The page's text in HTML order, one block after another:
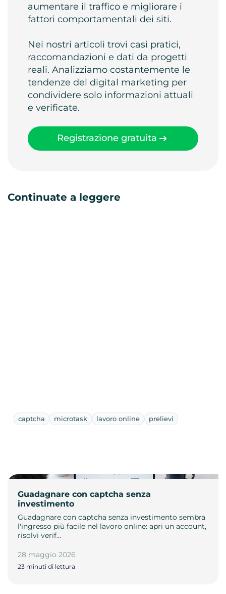
aumentare il traffico e migliorare i
fattori comportamentali dei siti.
Nei nostri articoli trovi casi pratici,
raccomandazioni e dati da progetti
reali. Analizziamo costantemente le
tendenze del digital marketing per
condividere solo informazioni attuali
e verificate.
Registrazione gratuita
Continuate a leggere
captcha microtask lavoro online prelievi
Guadagnare con captcha senza
investimento
Guadagnare con captcha senza investimento sembra
l'ingresso più facile nel lavoro online: apri un account,
risolvi verif…
28 maggio 2026
23 minuti di lettura